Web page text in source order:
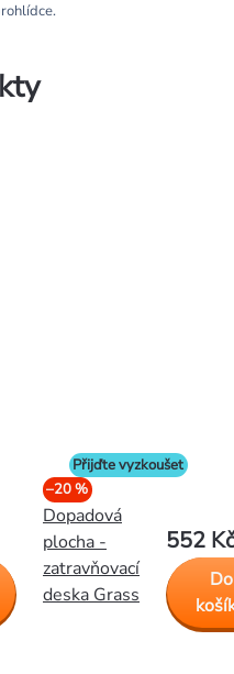
Přijďte vyzkoušet
–20 %
Dopadová
plocha -
zatravňovací
deska Grass
552 Kč
Do